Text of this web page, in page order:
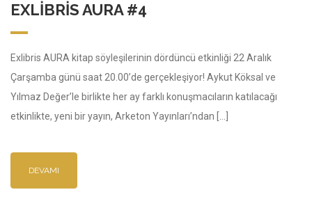
EXLIBRIS AURA #4
Exlibris AURA kitap söyleşilerinin dördüncü etkinliği 22 Aralık
Çarşamba günü saat 20.00’de gerçekleşiyor! Aykut Köksal ve
Yılmaz Değer’le birlikte her ay farklı konuşmacıların katılacağı
etkinlikte, yeni bir yayın, Arketon Yayınları’ndan […]
DEVAMI